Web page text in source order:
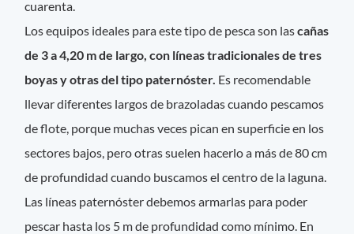
cuarenta.
Los equipos ideales para este tipo de pesca son lascañas
de 3 a 4,20 m de largo, con líneas tradicionales de tres
boyas y otras del tipo paternóster. Es recomendable
llevar diferentes largos de brazoladas cuando pescamos
de flote, porque muchas veces pican en superficie en los
sectores bajos, pero otras suelen hacerlo a más de 80 cm
de profundidad cuando buscamos el centro de la laguna.
Las líneas paternóster debemos armarlas para poder
pescar hasta los 5 m de profundidad como mínimo. En